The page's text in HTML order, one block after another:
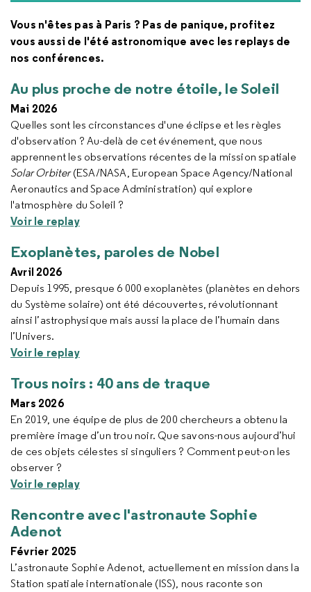
Vous n'êtes pas à Paris ? Pas de panique, profitez
vous aussi de l'été astronomique avec les replays de
nos conférences.
Au plus proche de notre étoile, le Soleil
Mai 2026
Quelles sont les circonstances d'une éclipse et les règles
d'observation ? Au-delà de cet événement, que nous
apprennent les observations récentes de la mission spatiale
Solar Orbiter(ESA/NASA, European Space Agency/National
Aeronautics and Space Administration) qui explore
l'atmosphère du Soleil ?
Voir le replay
Exoplanètes, paroles de Nobel
Avril 2026
Depuis 1995, presque 6 000 exoplanètes (planètes en dehors
du Système solaire) ont été découvertes, révolutionnant
ainsi l’astrophysique mais aussi la place de l’humain dans
l’Univers.
Voir le replay
Trous noirs : 40 ans de traque
Mars 2026
En 2019, une équipe de plus de 200 chercheurs a obtenu la
première image d’un trou noir. Que savons-nous aujourd’hui
de ces objets célestes si singuliers ? Comment peut-on les
observer ?
Voir le replay
Rencontre avec l'astronaute Sophie
Adenot
Février 2025
L’astronaute Sophie Adenot, actuellement en mission dans la
Station spatiale internationale (ISS), nous raconte son